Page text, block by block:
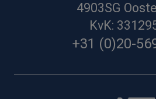
4903SG
KvK:
+31 (0)20-